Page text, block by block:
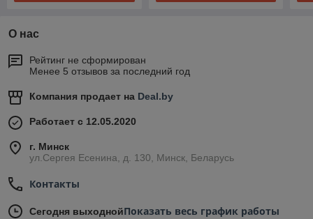
О нас
Рейтинг не сформирован
Менее 5 отзывов за последний год
Компания продает на Deal.by
Работает с 12.05.2020
г. Минск
ул.Сергея Есенина, д. 130, Минск, Беларусь
Контакты
Сегодня выходнойПоказать весь график работы